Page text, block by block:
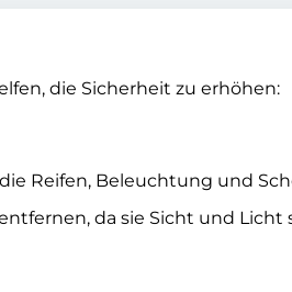
die Sicherheit zu erhöhen:
Reifen, Beleuchtung und
da sie Sicht und